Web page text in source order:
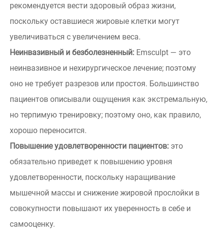
рекомендуется вести здоровый образ жизни,
поскольку оставшиеся жировые клетки могут
увеличиваться с увеличением веса.
Неинвазивный и безболезненный: Emsculpt — это
неинвазивное и нехирургическое лечение; поэтому
оно не требует разрезов или простоя. Большинство
пациентов описывали ощущения как экстремальную,
но терпимую тренировку; поэтому оно, как правило,
хорошо переносится.
Повышение удовлетворенности пациентов: это
обязательно приведет к повышению уровня
удовлетворенности, поскольку наращивание
мышечной массы и снижение жировой прослойки в
совокупности повышают их уверенность в себе и
самооценку.